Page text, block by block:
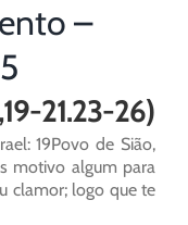
–
21.23-26)
19Povo de Sião,
motivo algum para
clamor; logo que te